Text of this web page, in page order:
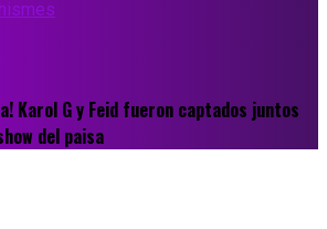
Karol G y Feid fueron captados juntos
del paisa